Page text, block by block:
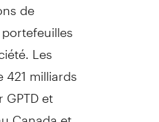
Les
milliards
et
Canadaet